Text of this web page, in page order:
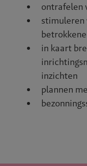
ontrafelen
stimuleren
in kaart
inzichten
plannen